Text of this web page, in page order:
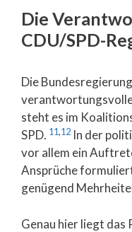
Die
CDU/SPD-
Die
steht es im
SPD. 11,12 In der
vor allem ein
Ansprüche
genügend
Genau hier liegt das